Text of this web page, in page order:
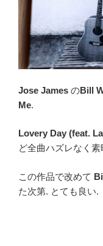
Jose James のBill
Me.
Lovery Day (feat.
ど全曲ハズレなく素
この作品で改めて
た次第. とても良い.